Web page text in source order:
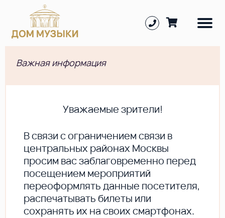
Важная информация
Уважаемые зрители!
В cвязи с ограничением связи в
центральных районах Москвы
просим вас заблаговременно перед
посещением мероприятий
переоформлять данные посетителя,
распечатывать билеты или
сохранять их на своих смартфонах.